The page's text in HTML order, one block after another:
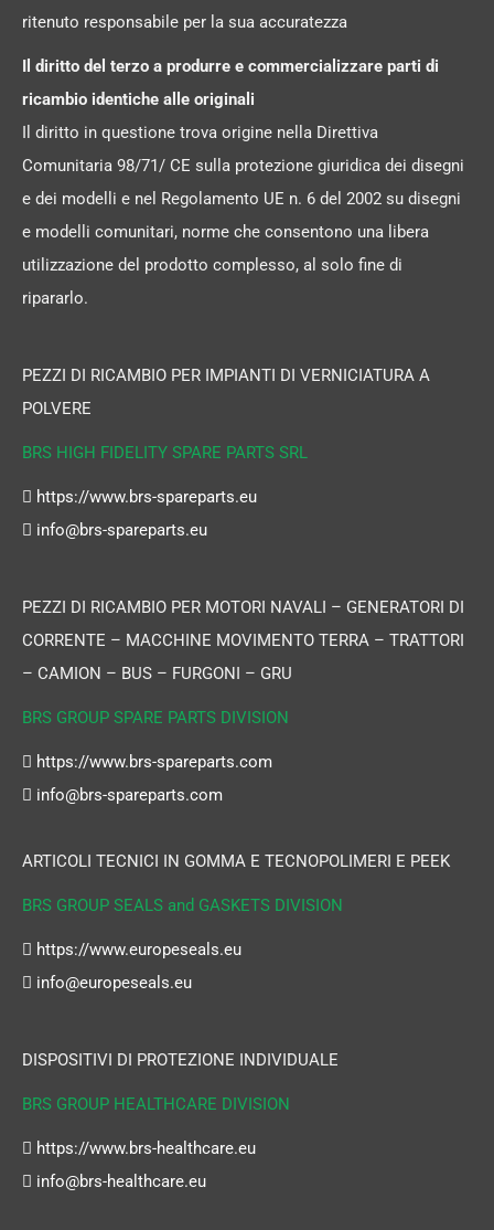
ritenuto responsabile per la sua accuratezza
Il diritto del terzo a produrre e commercializzare parti di
ricambio identiche alle originali
Il diritto in questione trova origine nella Direttiva
Comunitaria 98/71/ CE sulla protezione giuridica dei disegni
e dei modelli e nel Regolamento UE n. 6 del 2002 su disegni
e modelli comunitari, norme che consentono una libera
utilizzazione del prodotto complesso, al solo fine di
ripararlo.
PEZZI DI RICAMBIO PER IMPIANTI DI VERNICIATURA A
POLVERE
BRS HIGH FIDELITY SPARE PARTS SRL
https://www.brs-spareparts.eu
info@brs-spareparts.eu
PEZZI DI RICAMBIO PER MOTORI NAVALI – GENERATORI DI
CORRENTE – MACCHINE MOVIMENTO TERRA – TRATTORI
– CAMION – BUS – FURGONI – GRU
BRS GROUP SPARE PARTS DIVISION
https://www.brs-spareparts.com
info@brs-spareparts.com
ARTICOLI TECNICI IN GOMMA E TECNOPOLIMERI E PEEK
BRS GROUP SEALS and GASKETS DIVISION
https://www.europeseals.eu
info@europeseals.eu
DISPOSITIVI DI PROTEZIONE INDIVIDUALE
BRS GROUP HEALTHCARE DIVISION
https://www.brs-healthcare.eu
info@brs-healthcare.eu